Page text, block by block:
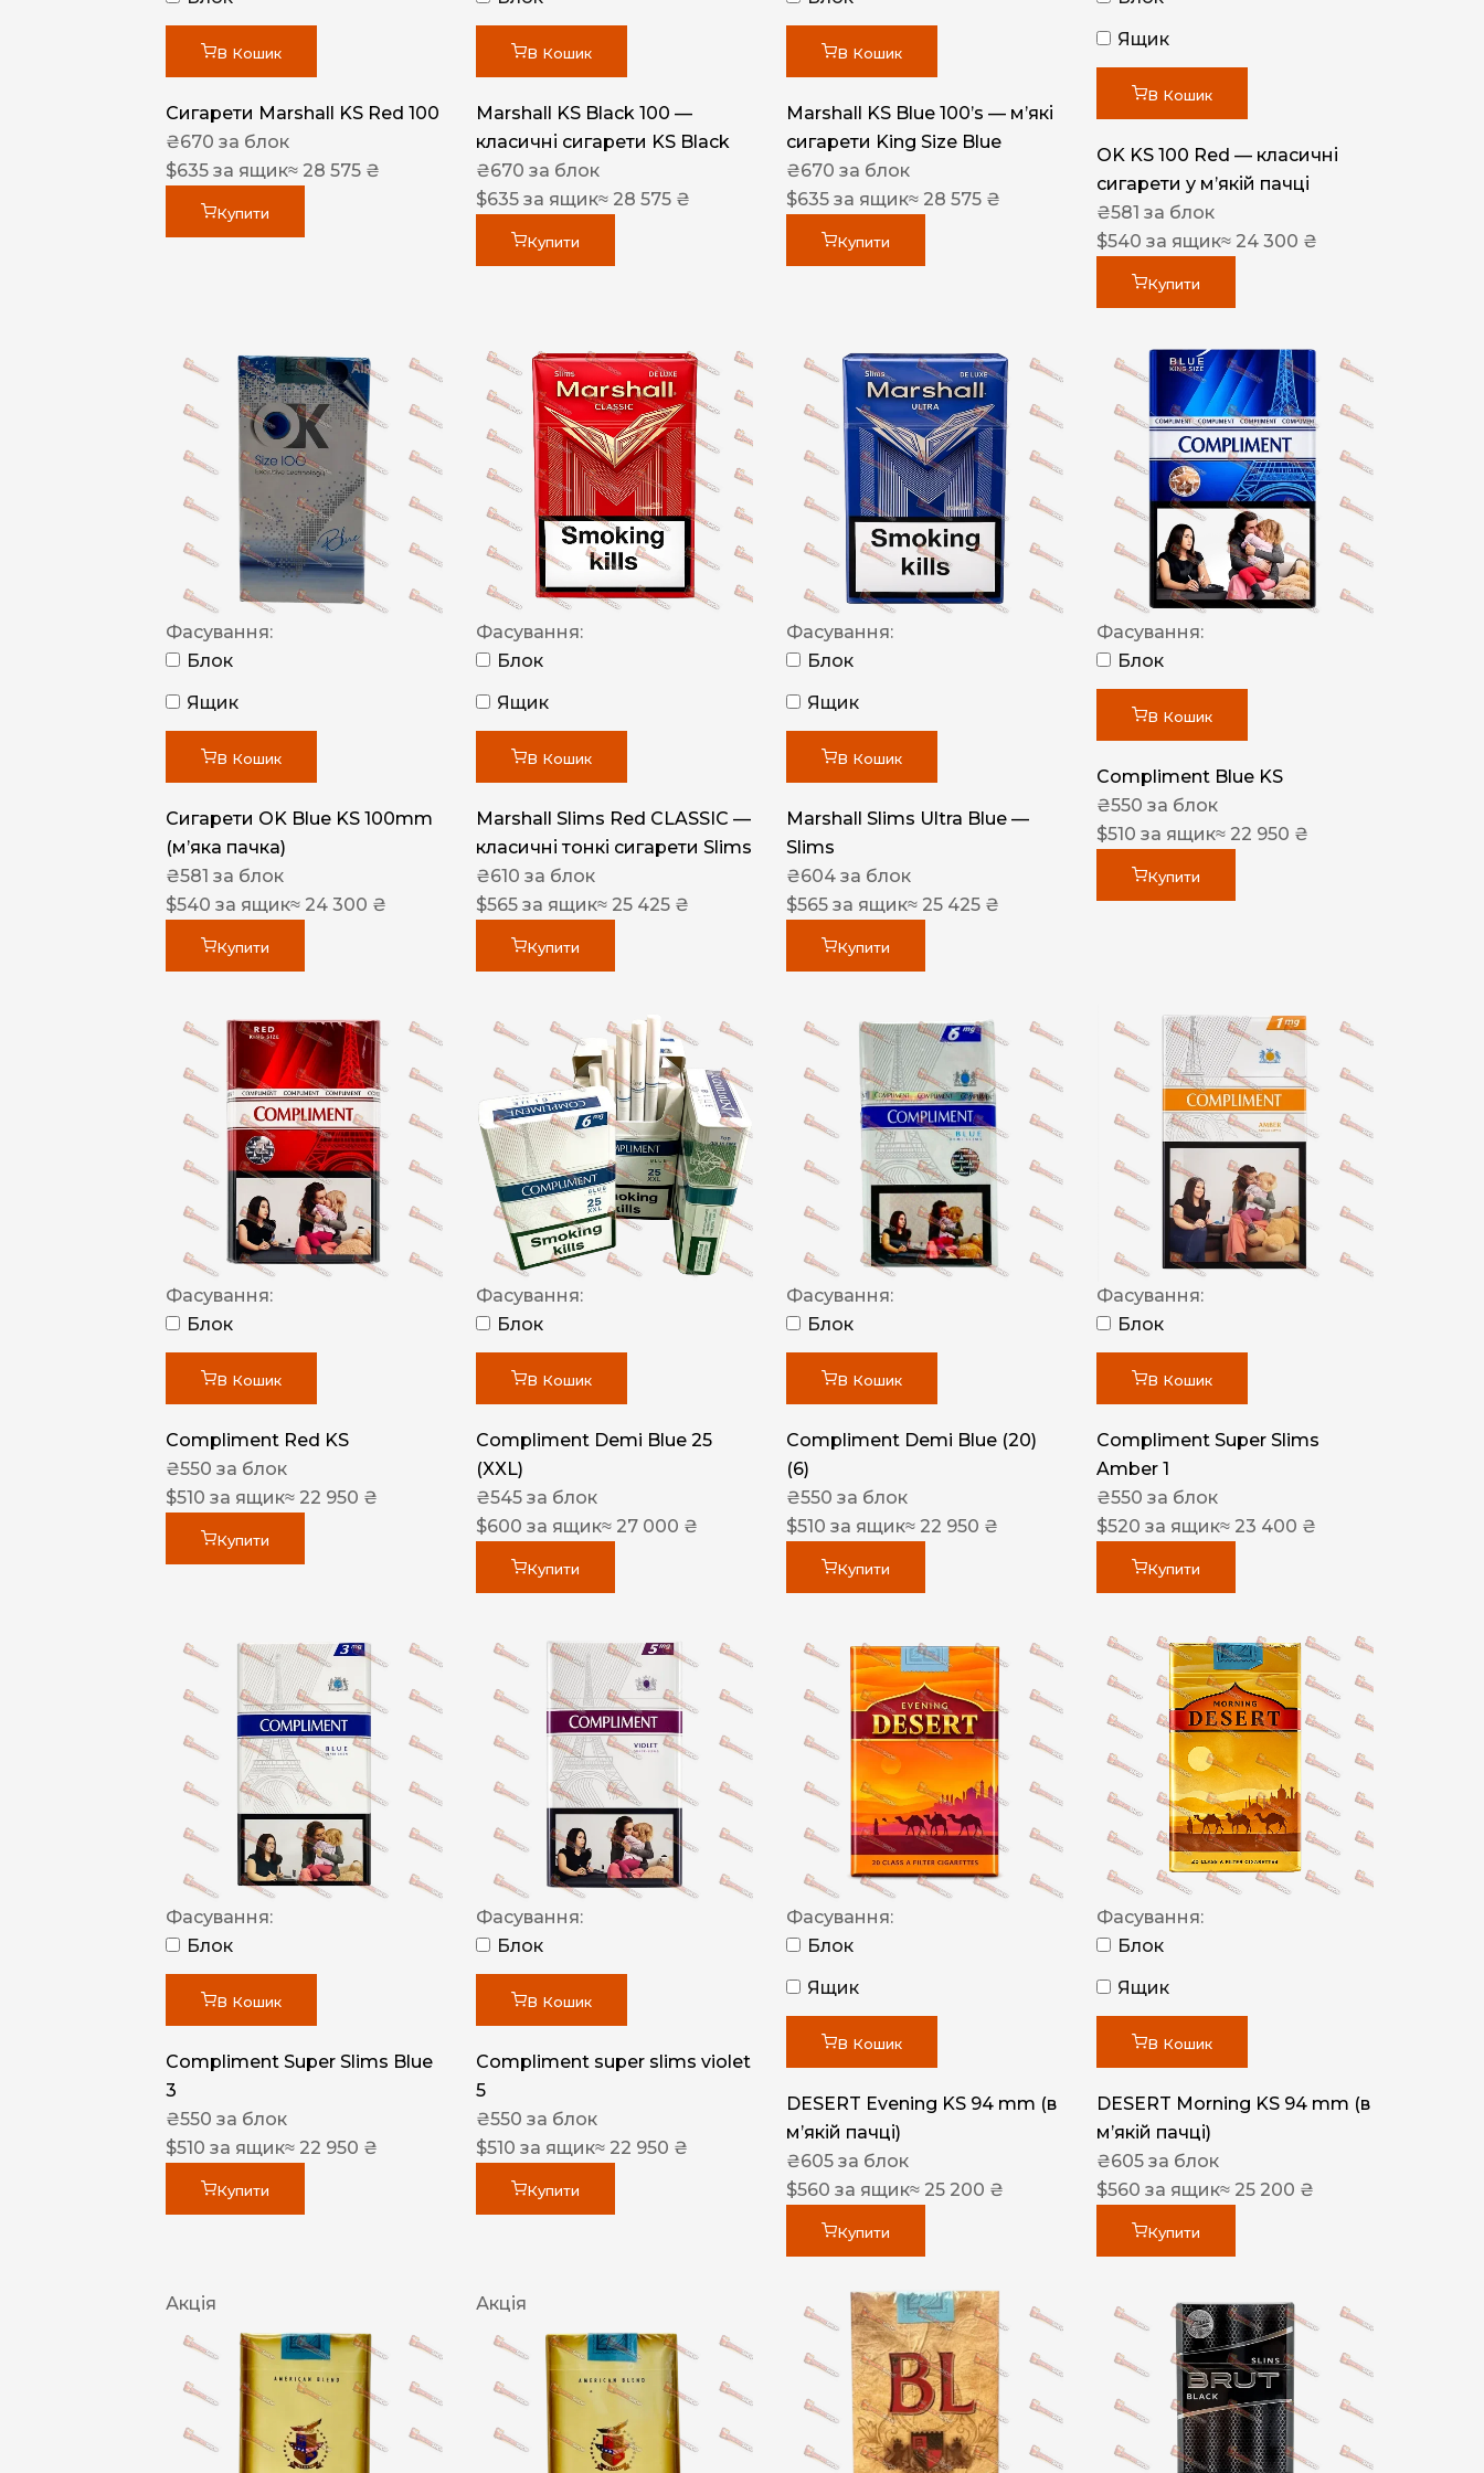
Nistru
PULL
Focus
De Santis
MONUS
NERO
NERO
Гуцульскі
Italian Blend 821
MAN
Arizona
В Кошик
Сигарети Marshall KS Red 100
₴670 за блок
$635 за ящик≈ 28 575 ₴
Купити
В Кошик
Marshall KS Black 100 —
класичні сигарети KS Black
₴670 за блок
$635 за ящик≈ 28 575 ₴
Купити
В Кошик
Marshall KS Blue 100’s — м’які
сигарети King Size Blue
₴670 за блок
$635 за ящик≈ 28 575 ₴
Купити
Ящик
В Кошик
OK KS 100 Red — класичні
сигарети у м’якій пачці
₴581 за блок
$540 за ящик≈ 24 300 ₴
Купити
Фасування:
Блок
Ящик
В Кошик
Сигарети OK Blue KS 100mm
(м’яка пачка)
₴581 за блок
$540 за ящик≈ 24 300 ₴
Купити
Фасування:
Блок
Ящик
В Кошик
Marshall Slims Red CLASSIC —
класичні тонкі сигарети Slims
₴610 за блок
$565 за ящик≈ 25 425 ₴
Купити
Фасування:
Блок
Ящик
В Кошик
Marshall Slims Ultra Blue —
Slims
₴604 за блок
$565 за ящик≈ 25 425 ₴
Купити
Фасування:
Блок
В Кошик
Compliment Blue KS
₴550 за блок
$510 за ящик≈ 22 950 ₴
Купити
Фасування:
Блок
В Кошик
Compliment Red KS
₴550 за блок
$510 за ящик≈ 22 950 ₴
Купити
Фасування:
Блок
В Кошик
Compliment Demi Blue 25
(XXL)
₴545 за блок
$600 за ящик≈ 27 000 ₴
Купити
Фасування:
Блок
В Кошик
Compliment Demi Blue (20)
(6)
₴550 за блок
$510 за ящик≈ 22 950 ₴
Купити
Фасування:
Блок
В Кошик
Compliment Super Slims
Amber 1
₴550 за блок
$520 за ящик≈ 23 400 ₴
Купити
Фасування:
Блок
В Кошик
Compliment Super Slims Blue
3
₴550 за блок
$510 за ящик≈ 22 950 ₴
Купити
Фасування:
Блок
В Кошик
Compliment super slims violet
5
₴550 за блок
$510 за ящик≈ 22 950 ₴
Купити
Фасування:
Блок
Ящик
В Кошик
DESERT Evening KS 94 mm (в
мʼякій пачці)
₴605 за блок
$560 за ящик≈ 25 200 ₴
Купити
Фасування:
Блок
Ящик
В Кошик
DESERT Morning KS 94 mm (в
мʼякій пачці)
₴605 за блок
$560 за ящик≈ 25 200 ₴
Купити
Акція Акція